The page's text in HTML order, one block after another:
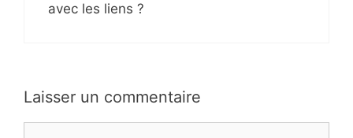
avec les liens ?
Laisser un commentaire